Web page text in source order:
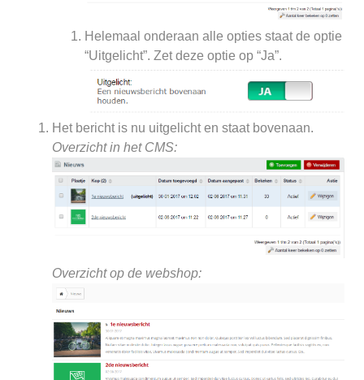
Helemaal onderaan alle opties staat de optie
“Uitgelicht”. Zet deze optie op “Ja”.
Het bericht is nu uitgelicht en staat bovenaan.
Overzicht in het CMS:
Overzicht op de webshop: